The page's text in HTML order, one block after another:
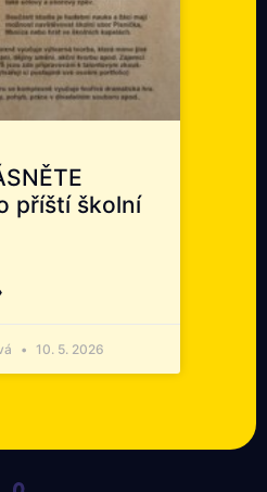
příští školní
10. 5. 2026